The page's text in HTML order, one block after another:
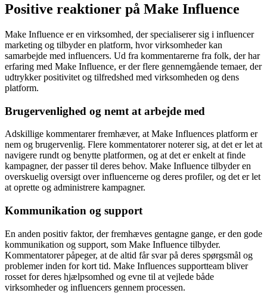
Positive reaktioner på Make Influence
Make Influence er en virksomhed, der specialiserer sig i influencer
marketing og tilbyder en platform, hvor virksomheder kan
samarbejde med influencers. Ud fra kommentarerne fra folk, der har
erfaring med Make Influence, er der flere gennemgående temaer, der
udtrykker positivitet og tilfredshed med virksomheden og dens
platform.
Brugervenlighed og nemt at arbejde med
Adskillige kommentarer fremhæver, at Make Influences platform er
nem og brugervenlig. Flere kommentatorer noterer sig, at det er let at
navigere rundt og benytte platformen, og at det er enkelt at finde
kampagner, der passer til deres behov. Make Influence tilbyder en
overskuelig oversigt over influencerne og deres profiler, og det er let
at oprette og administrere kampagner.
Kommunikation og support
En anden positiv faktor, der fremhæves gentagne gange, er den gode
kommunikation og support, som Make Influence tilbyder.
Kommentatorer påpeger, at de altid får svar på deres spørgsmål og
problemer inden for kort tid. Make Influences supportteam bliver
rosset for deres hjælpsomhed og evne til at vejlede både
virksomheder og influencers gennem processen.